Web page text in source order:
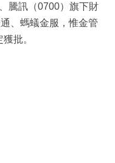
騰訊（0700）旗下財
、螞蟻金服，惟金管
批。